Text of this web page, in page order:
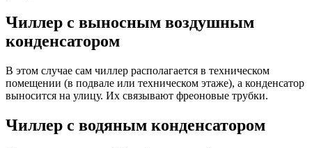
Чиллер с выносным воздушным
конденсатором
В этом случае сам чиллер располагается в техническом
помещении (в подвале или техническом этаже), а конденсатор
выносится на улицу. Их связывают фреоновые трубки.
Чиллер с водяным конденсатором